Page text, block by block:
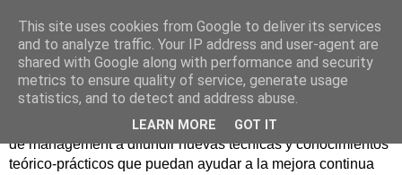
Nuevo Viernes - Nuevo
Libro
Nace con la misión de ayudar mediante la lectura de libros
de management a difundir nuevas técnicas y conocimientos
teórico-prácticos que puedan ayudar a la mejora continua
This site uses cookies from Google to deliver its services
and to analyze traffic. Your IP address and user-agent are
shared with Google along with performance and security
metrics to ensure quality of service, generate usage
statistics, and to detect and address abuse.
LEARN MORE GOT IT